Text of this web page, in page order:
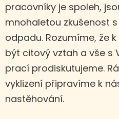
pracovníky je spoleh,
mnohaletou zkušenost
odpadu. Rozumíme, že
být citový vztah a vše s
prací prodiskutujeme.
vyklizení připravíme k
nastěhování.